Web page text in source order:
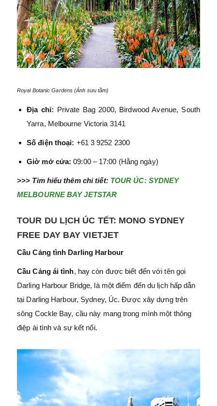
Royal Botanic Gardens (Ảnh sưu tầm)
Địa chỉ: Private Bag 2000, Birdwood Avenue, South
Yarra, Melbourne Victoria 3141
Số điện thoại: +61 3 9252 2300
Giờ mở cửa: 09:00 – 17:00 (Hằng ngày)
>>> Tìm hiểu thêm chi tiết: TOUR ÚC: SYDNEY
MELBOURNE BAY JETSTAR
TOUR DU LỊCH ÚC TẾT: MONO SYDNEY
FREE DAY BAY VIETJET
Cầu Cảng tình Darling Harbour
Cầu Cảng ái tình, hay còn được biết đến với tên gọi
Darling Harbour Bridge, là một điểm đến du lịch hấp dẫn
tại Darling Harbour, Sydney, Úc. Được xây dựng trên
sông Cockle Bay, cầu này mang trong mình một thông
điệp ái tình và sự kết nối.